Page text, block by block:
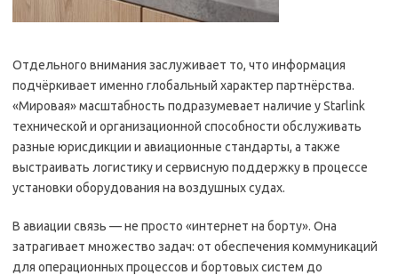
Отдельного внимания заслуживает то, что информация
подчёркивает именно глобальный характер партнёрства.
«Мировая» масштабность подразумевает наличие у Starlink
технической и организационной способности обслуживать
разные юрисдикции и авиационные стандарты, а также
выстраивать логистику и сервисную поддержку в процессе
установки оборудования на воздушных судах.
В авиации связь — не просто «интернет на борту». Она
затрагивает множество задач: от обеспечения коммуникаций
для операционных процессов и бортовых систем до